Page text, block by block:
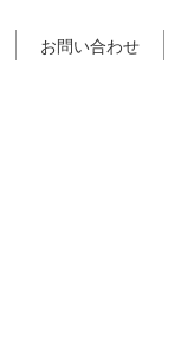
お問い合わせ